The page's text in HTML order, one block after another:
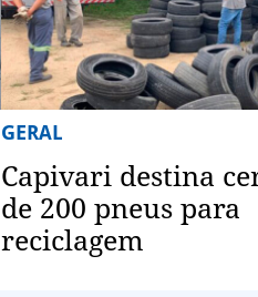
GERAL
Capivari destina
de 200 pneus para
reciclagem